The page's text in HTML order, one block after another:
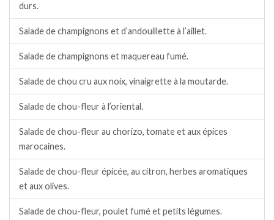
durs.
Salade de champignons et d’andouillette à l’aillet.
Salade de champignons et maquereau fumé.
Salade de chou cru aux noix, vinaigrette à la moutarde.
Salade de chou-fleur à l’oriental.
Salade de chou-fleur au chorizo, tomate et aux épices
marocaines.
Salade de chou-fleur épicée, au citron, herbes aromatiques
et aux olives.
Salade de chou-fleur, poulet fumé et petits légumes.